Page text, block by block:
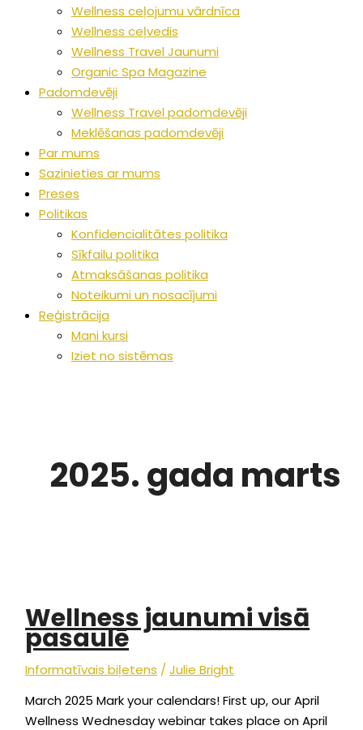
Wellness ceļojumu vārdnīca
Wellness ceļvedis
Wellness Travel Jaunumi
Organic Spa Magazine
Padomdevēji
Wellness Travel padomdevēji
Meklēšanas padomdevēji
Par mums
Sazinieties ar mums
Preses
Politikas
Konfidencialitātes politika
Sīkfailu politika
Atmaksāšanas politika
Noteikumi un nosacījumi
Reģistrācija
Mani kursi
Iziet no sistēmas
2025. gada marts
Wellness jaunumi visā
pasaulē
Informatīvais biļetens /Julie Bright
March 2025 Mark your calendars! First up, our April
Wellness Wednesday webinar takes place on April